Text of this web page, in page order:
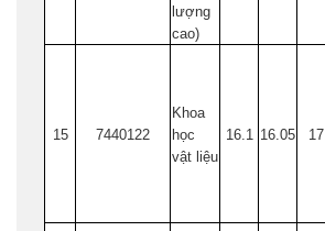
lượng
cao)
15 7440122
Khoa
học
vật liệu
16.1 16.05 17